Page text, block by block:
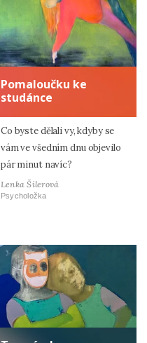
Pomaloučku ke
studánce
Co byste dělali vy, kdyby se
vám ve všedním dnu objevilo
pár minut navíc?
Lenka Šilerová
Psycholožka